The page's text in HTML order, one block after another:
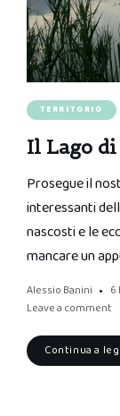
TERRITORIO
Il Lago
Prosegue il
interessanti
nascosti e le
mancare un
Alessio Banini 6
Leave a comment
Continua a